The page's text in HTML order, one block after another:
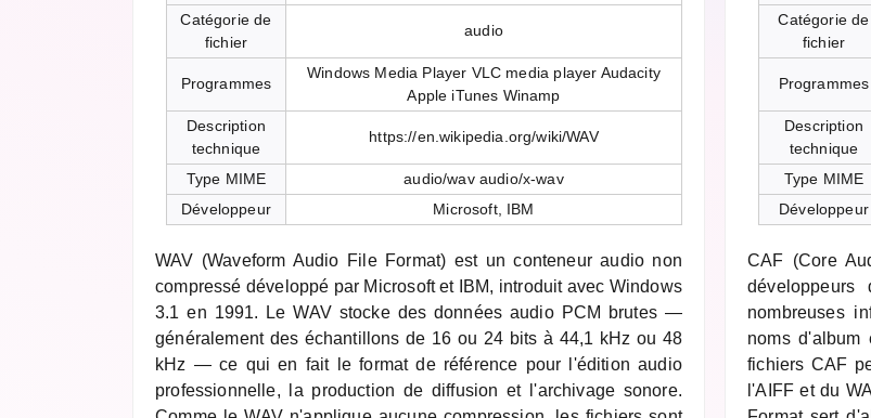
Catégorie de
fichier
audio
Programmes
Windows Media Player VLC media player Audacity
Apple iTunes Winamp
Description
technique
https://en.wikipedia.org/wiki/WAV
Type MIME
audio/wav audio/x-wav
Développeur
Microsoft, IBM
WAV (Waveform Audio File Format) est un conteneur audio non
compressé développé par Microsoft et IBM, introduit avec Windows
3.1 en 1991. Le WAV stocke des données audio PCM brutes —
généralement des échantillons de 16 ou 24 bits à 44,1 kHz ou 48
kHz — ce qui en fait le format de référence pour l'édition audio
professionnelle, la production de diffusion et l'archivage sonore.
Catégorie de
fichier
Programmes
Description
technique
Type MIME
Développeur
CAF (Core
nombreuses
noms
fichiers CAF
l'AIFF et du